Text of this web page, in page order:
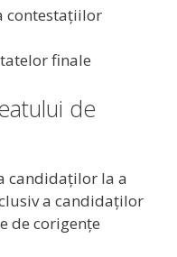
contestațiilor
finale
de
candidaților la a
a candidaților
de corigențe